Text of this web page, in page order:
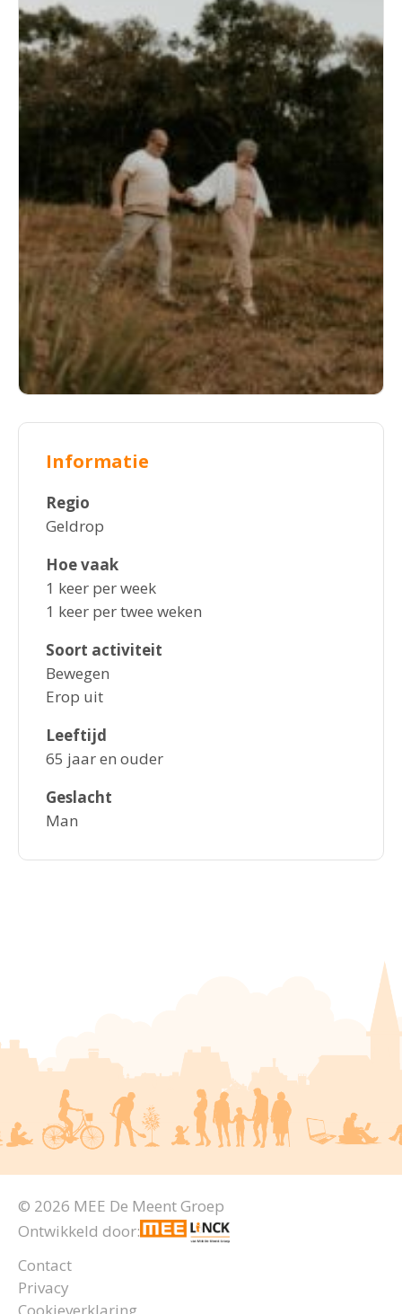
Informatie
Regio
Geldrop
Hoe vaak
1 keer per week
1 keer per twee weken
Soort activiteit
Bewegen
Erop uit
Leeftijd
65 jaar en ouder
Geslacht
Man
© 2026 MEE De Meent Groep
Ontwikkeld door:
Contact
Privacy